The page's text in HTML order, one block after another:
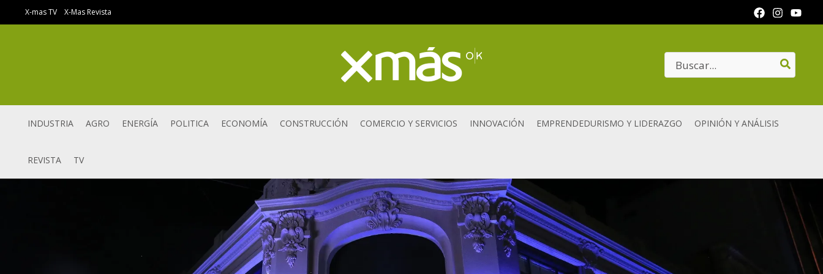
al
X-mas TV X-Mas Revista
Search
for:
INDUSTRIA AGRO ENERGÍA POLITICA ECONOMÍA CONSTRUCCIÓN COMERCIO Y SERVICIOS INNOVACIÓN EMPRENDEDURISMO Y LIDERAZGO OPINIÓN Y ANÁLISIS
REVISTA TV